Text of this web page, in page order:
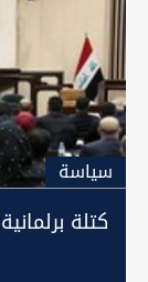
سیاسة
كتلة